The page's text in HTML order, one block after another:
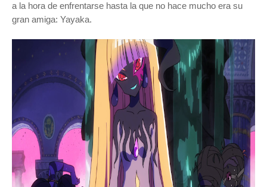
a la hora de enfrentarse hasta la que no hace mucho era su
gran amiga: Yayaka.